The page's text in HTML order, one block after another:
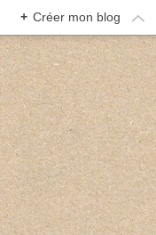
+ Créer mon blog